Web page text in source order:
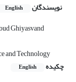
نویسندگان English
Ghiyasvand
and Technology
چکیده
English